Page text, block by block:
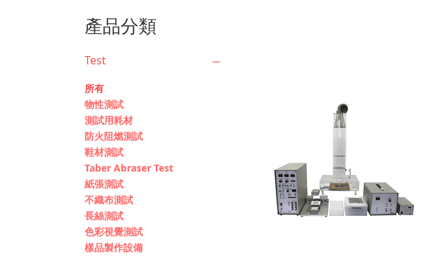
產品分類
Test
所有
物性測試
測試用耗材
防火阻燃測試
鞋材測試
Taber Abraser Test
紙張測試
不織布測試
長絲測試
色彩視覺測試
樣品製作設備